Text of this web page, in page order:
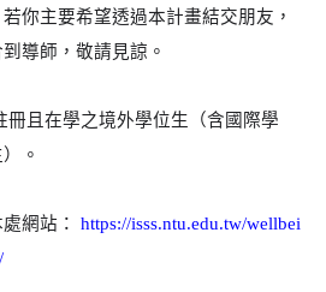
你主要希望透過本計畫結交朋友，
導師，敬請見諒。
冊且在學之境外學位生（含國際學
。
網站：
https://isss.ntu.edu.tw/wellbei